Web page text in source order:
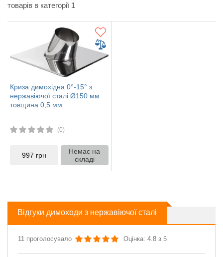
товарів в категорії 1
Криза димохідна 0°-15° з
нержавіючої сталі Ø150 мм
товщина 0,5 мм
(0)
997 грн
Немає на
складі
Відгуки димоходи з нержавіючої сталі
11 проголосувало Оцінка: 4.8 з 5